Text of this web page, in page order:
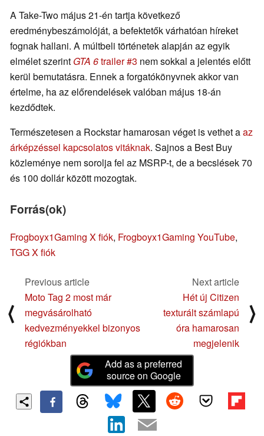
A Take-Two május 21-én tartja következő
eredménybeszámolóját, a befektetők várhatóan híreket
fognak hallani. A múltbeli történetek alapján az egyik
elmélet szerint GTA 6trailer #3 nem sokkal a jelentés előtt
kerül bemutatásra. Ennek a forgatókönyvnek akkor van
értelme, ha az előrendelések valóban május 18-án
kezdődtek.
Természetesen a Rockstar hamarosan véget is vethet aaz
árképzéssel kapcsolatos vitáknak. Sajnos a Best Buy
közleménye nem sorolja fel az MSRP-t, de a becslések 70
és 100 dollár között mozogtak.
Forrás(ok)
Frogboyx1Gaming X fiók, Frogboyx1Gaming YouTube,
TGG X fiók
⟨
Previous article
Moto Tag 2 most már
megvásárolható
kedvezményekkel bizonyos
régiókban
Next article
Hét új Citizen
texturált számlapú
óra hamarosan
megjelenik
⟩
Add as a preferred
source on Google